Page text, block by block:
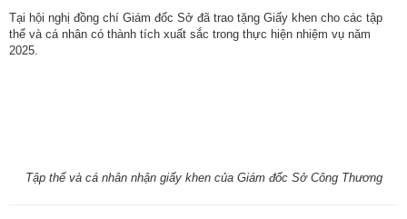
Tại hội nghị đồng chí Giám đốc Sở đã trao tặng Giấy khen cho các tập
thể và cá nhân có thành tích xuất sắc trong thực hiện nhiệm vụ năm
2025.
Tập thể và cá nhân nhận giấy khen của Giám đốc Sở Công Thương
2026)
Ngày ban hành: (09/05/2026)
Số:
Tên: (V/v triển khai thực hiện Thông báo số 01-TB/CQTTBCĐ